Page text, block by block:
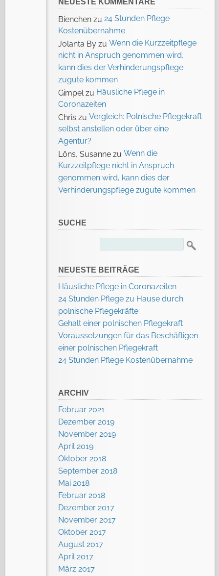
NEUESTE KOMMENTARE
Bienchen zu 24 Stunden Pflege
Kostenübernahme
Jolanta By zu Wenn die Kurzzeitpflege
nicht in Anspruch genommen wird,
kann dies der Verhinderungspflege
zugute kommen
Gimpelzu Häusliche Pflege in
Coronazeiten
Chris zu Vergleich: Polnische Pflegekraft
selbst anstellen oder über eine
Agentur?
Löns, Susanne zu Wenn die
Kurzzeitpflege nicht in Anspruch
genommen wird, kann dies der
Verhinderungspflege zugute kommen
SUCHE
NEUESTE BEITRÄGE
Häusliche Pflege in Coronazeiten
24 Stunden Pflege zu Hause durch
polnische Pflegekräfte:
Gehalt einer polnischen Pflegekraft
Voraussetzungen für das Beschäftigen
einer polnischen Pflegekraft
24 Stunden Pflege Kostenübernahme
ARCHIV
Februar 2021
Dezember 2019
November 2019
April 2019
Oktober 2018
September 2018
Mai 2018
Februar 2018
Dezember 2017
November 2017
Oktober 2017
August 2017
April 2017
März 2017